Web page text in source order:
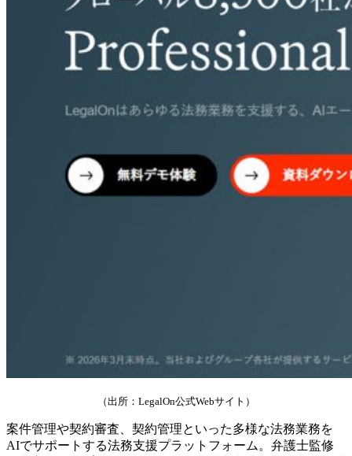
（出所：LegalOn公式Webサイト）
案件管理や契約審査、契約管理といった多様な法務業務を
AIでサポートする法務支援プラットフォーム。弁護士監修